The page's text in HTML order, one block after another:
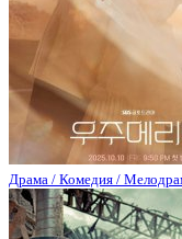
Драма / Комедия /